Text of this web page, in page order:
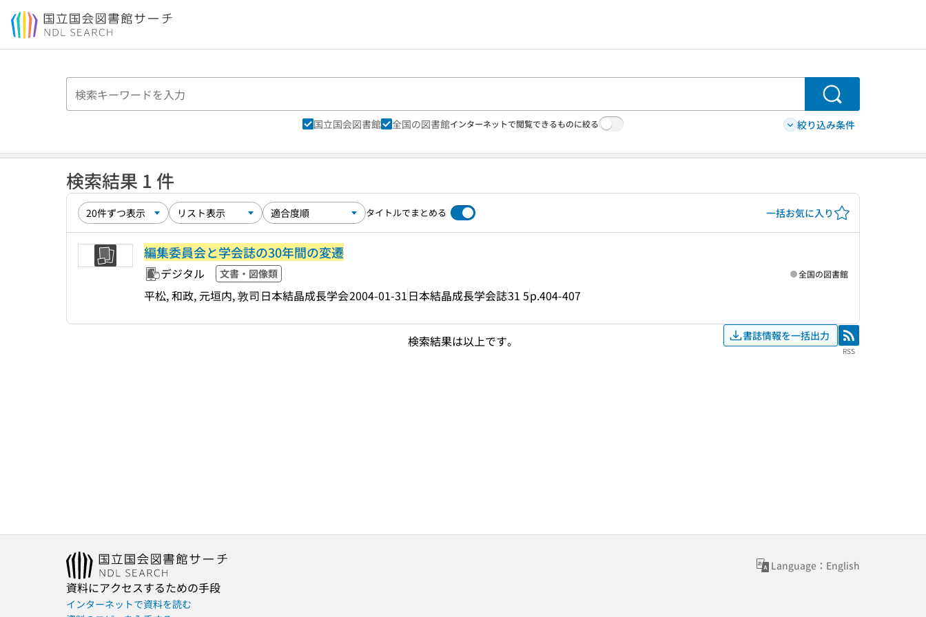
本文へ移動
検索
国立国会図書館 全国の図書館インターネットで閲覧できるものに絞る 絞り込み条件
検索結果 1 件
タイトルでまとめる 一括お気に入り
編集委員会と学会誌の30年間の変遷
デジタル 文書・図像類
平松, 和政, 元垣内, 敦司日本結晶成長学会2004-01-31日本結晶成長学会誌31 5p.404-407
全国の図書館
検索結果は以上です。 書誌情報を一括出力 RSS
RSS
Language：English
資料にアクセスするための手段
インターネットで資料を読む